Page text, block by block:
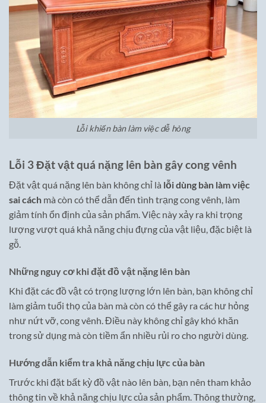
Lỗi khiến bàn làm việc dễ hỏng
Lỗi 3 Đặt vật quá nặng lên bàn gây cong vênh
Đặt vật quá nặng lên bàn không chỉ là lỗi dùng bàn làm việc
sai cách mà còn có thể dẫn đến tình trạng cong vênh, làm
giảm tính ổn định của sản phẩm. Việc này xảy ra khi trọng
lượng vượt quá khả năng chịu đựng của vật liệu, đặc biệt là
gỗ.
Những nguy cơ khi đặt đồ vật nặng lên bàn
Khi đặt các đồ vật có trọng lượng lớn lên bàn, bạn không chỉ
làm giảm tuổi thọ của bàn mà còn có thể gây ra các hư hỏng
như nứt vỡ, cong vênh. Điều này không chỉ gây khó khăn
trong sử dụng mà còn tiềm ẩn nhiều rủi ro cho người dùng.
Hướng dẫn kiểm tra khả năng chịu lực của bàn
Trước khi đặt bất kỳ đồ vật nào lên bàn, bạn nên tham khảo
thông tin về khả năng chịu lực của sản phẩm. Thông thường,